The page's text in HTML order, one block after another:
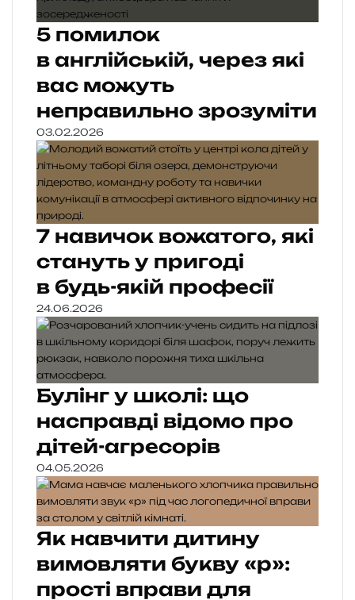
5 помилок
в англійській, через які
вас можуть
неправильно зрозуміти
03.02.2026
7 навичок вожатого, які
стануть у пригоді
в будь-якій професії
24.06.2026
Булінг у школі: що
насправді відомо про
дітей-агресорів
04.05.2026
Як навчити дитину
вимовляти букву «р»:
прості вправи для